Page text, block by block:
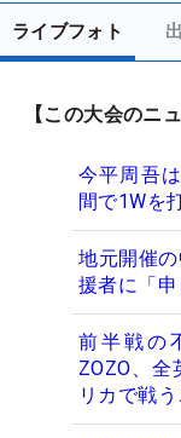
ライブフォト
【この大会のニ
今平周吾
間で1Wを
地元開催
援者に「
前半戦の
ZOZO、
リカで戦